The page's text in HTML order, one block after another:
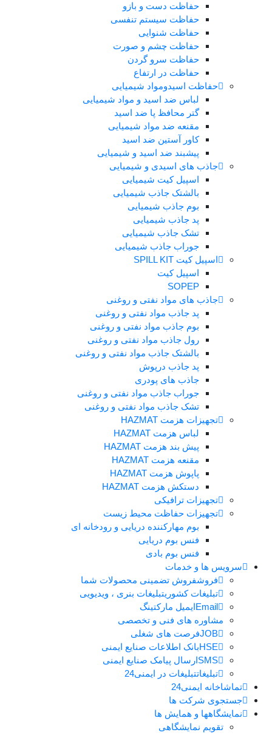
حفاظت دست و بازو
حفاظت سیستم تنفسی
حفاظت شنوایی
حفاظت چشم و صورت
حفاظت سرو گردن
حفاظت در ارتفاع
حفاظت اسیدومواد شیمیایی
لباس ضد اسید و مواد شیمیایی
گتر محافظ پا ضد اسید
مقنعه ضد مواد شیمیایی
کاور آستین ضد اسید
پیشبند ضد اسید و شیمیایی
جاذب های اسیدی و شیمیایی
اسپیل کیت شیمیایی
بالشتک جاذب شیمیایی
بوم جاذب شیمیایی
پد جاذب شیمیایی
تشک جاذب شیمیایی
جوراب جاذب شیمیایی
اسپیل کیت SPILL KIT
اسپیل کیت
SOPEP
جاذب های مواد نفتی و روغنی
پد جاذب مواد نفتی و روغنی
بوم جاذب مواد نفتی و روغنی
رول جاذب مواد نفتی و روغنی
بالشتک جاذب مواد نفتی و روغنی
پد جاذب درپوش
جاذب های پودری
جوراب جاذب مواد نفتی و روغنی
تشک جاذب مواد نفتی و روغنی
تجهیزات هزمت HAZMAT
لباس هزمت HAZMAT
پیش بند هزمت HAZMAT
مقنعه هزمت HAZMAT
پاپوش هزمت HAZMAT
دستکش هزمت HAZMAT
تجهیزات ترافیکی
تجهیزات حفاظت محیط زیست
بوم مهارکننده دریایی و رودخانه ای
فنس بوم دریایی
فنس بوم بادی
سرویس ها و خدمات
فروشفروش تضمینی محصولات شما
تبلیغات کشوریتبلیغات بنری ، ویدیویی
Emailایمیل مارکتینگ
مشاوره های فنی و تخصصی
JOBفرصت های شغلی
HSEبانک اطلاعات صنایع ایمنی
SMSارسال پیامک صنایع ایمنی
تبلیغاتتبلیغات در ایمنی24
تماشاخانه ایمنی24
جستجوی شرکت ها
نمایشگاهها و همایش ها
تقویم نمایشگاهی